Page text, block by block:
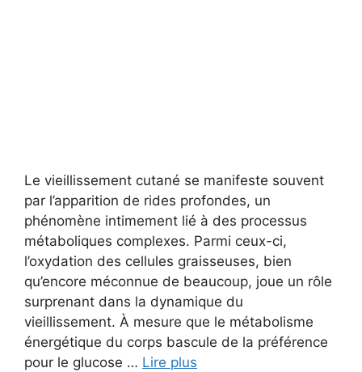
Le vieillissement cutané se manifeste souvent
par l’apparition de rides profondes, un
phénomène intimement lié à des processus
métaboliques complexes. Parmi ceux-ci,
l’oxydation des cellules graisseuses, bien
qu’encore méconnue de beaucoup, joue un rôle
surprenant dans la dynamique du
vieillissement. À mesure que le métabolisme
énergétique du corps bascule de la préférence
pour le glucose … Lire plus